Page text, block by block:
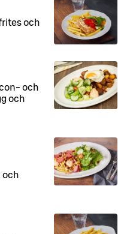
och
och
och
och